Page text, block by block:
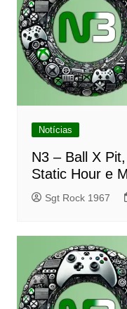
Notícias
N3 – Ball X
Static Hour e
Sgt Rock 1967